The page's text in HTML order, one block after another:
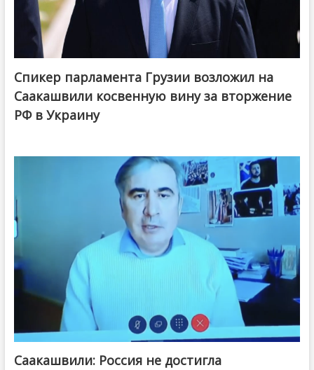
Спикер парламента Грузии возложил на
Саакашвили косвенную вину за вторжение
РФ в Украину
Саакашвили: Россия не достигла